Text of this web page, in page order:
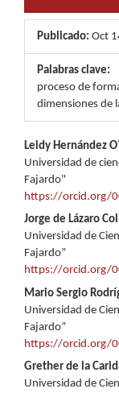
Publicado: Oct
Palabras clave:
proceso de
dimensiones de
principal
del
artículo
Leidy Hernández
Universidad de
Fajardo"
https://orcid.org/
Jorge de Lázaro
Universidad de
Fajardo”
https://orcid.org/
Mario Sergio
Universidad de
Fajardo”
https://orcid.org/
Grether de la
Universidad de